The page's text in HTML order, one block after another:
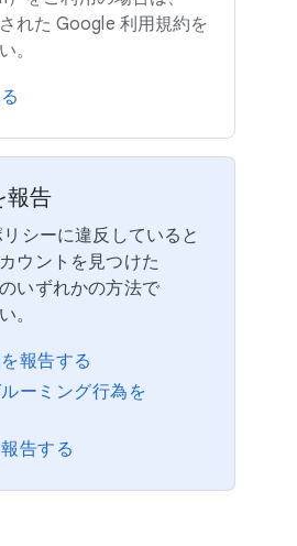
れた Google 利用規約を​
。
報告
シーに​違反していると​
ウントを​見つけた​
いずれかの​方法で​
。
報告する
ーミング行為を​
告する